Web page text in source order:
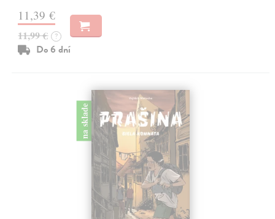
11,39 €
11,99 € ?
Do 6 dní
na sklade